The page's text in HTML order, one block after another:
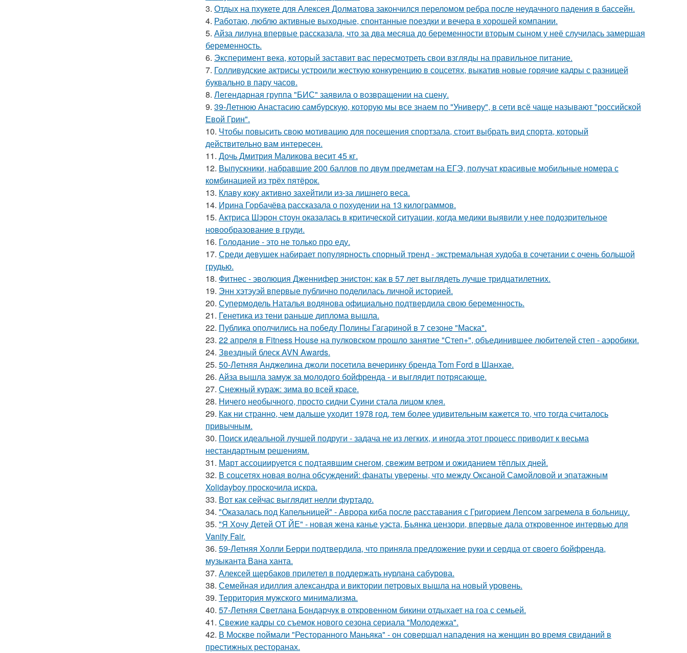
3. Отдых на пхукете для Алексея Долматова закончился переломом ребра после неудачного падения в бассейн.
4. Работаю, люблю активные выходные, спонтанные поездки и вечера в хорошей компании.
5. Айза лилуна впервые рассказала, что за два месяца до беременности вторым сыном у неё случилась замершая
беременность.
6. Эксперимент века, который заставит вас пересмотреть свои взгляды на правильное питание.
7. Голливудские актрисы устроили жесткую конкуренцию в соцсетях, выкатив новые горячие кадры с разницей
буквально в пару часов.
8. Легендарная группа "БИС" заявила о возвращении на сцену.
9. 39-Летнюю Анастасию самбурскую, которую мы все знаем по "Универу", в сети всё чаще называют "российской
Евой Грин".
10. Чтобы повысить свою мотивацию для посещения спортзала, стоит выбрать вид спорта, который
действительно вам интересен.
11. Дочь Дмитрия Маликова весит 45 кг.
12. Выпускники, набравшие 200 баллов по двум предметам на ЕГЭ, получат красивые мобильные номера с
комбинацией из трёх пятёрок.
13. Клаву коку активно захейтили из-за лишнего веса.
14. Ирина Горбачёва рассказала о похудении на 13 килограммов.
15. Актриса Шэрон стоун оказалась в критической ситуации, когда медики выявили у нее подозрительное
новообразование в груди.
16. Голодание - это не только про еду.
17. Среди девушек набирает популярность спорный тренд - экстремальная худоба в сочетании с очень большой
грудью.
18. Фитнес - эволюция Дженнифер энистон: как в 57 лет выглядеть лучше тридцатилетних.
19. Энн хэтэуэй впервые публично поделилась личной историей.
20. Супермодель Наталья водянова официально подтвердила свою беременность.
21. Генетика из тени раньше диплома вышла.
22. Публика ополчились на победу Полины Гагариной в 7 сезоне "Маска".
23. 22 апреля в Fitness House на пулковском прошло занятие "Степ+", объединившее любителей степ - аэробики.
24. Звездный блеск AVN Awards.
25. 50-Летняя Анджелина джоли посетила вечеринку бренда Tom Ford в Шанхае.
26. Айза вышла замуж за молодого бойфренда - и выглядит потрясающе.
27. Снежный кураж: зима во всей красе.
28. Ничего необычного, просто сидни Суини стала лицом клея.
29. Как ни странно, чем дальше уходит 1978 год, тем более удивительным кажется то, что тогда считалось
привычным.
30. Поиск идеальной лучшей подруги - задача не из легких, и иногда этот процесс приводит к весьма
нестандартным решениям.
31. Март ассоциируется с подтаявшим снегом, свежим ветром и ожиданием тёплых дней.
32. В соцсетях новая волна обсуждений: фанаты уверены, что между Оксаной Самойловой и эпатажным
Xolidayboy проскочила искра.
33. Вот как сейчас выглядит нелли фуртадо.
34. "Оказалась под Капельницей" - Аврора киба после расставания с Григорием Лепсом загремела в больницу.
35. "Я Хочу Детей ОТ ЙЕ" - новая жена канье уэста, Бьянка цензори, впервые дала откровенное интервью для
Vanity Fair.
36. 59-Летняя Холли Берри подтвердила, что приняла предложение руки и сердца от своего бойфренда,
музыканта Вана ханта.
37. Алексей щербаков прилетел в поддержать нурлана сабурова.
38. Семейная идиллия александра и виктории петровых вышла на новый уровень.
39. Территория мужского минимализма.
40. 57-Летняя Светлана Бондарчук в откровенном бикини отдыхает на гоа с семьей.
41. Свежие кадры со съемок нового сезона сериала "Молодежка".
42. В Москве поймали "Ресторанного Маньяка" - он совершал нападения на женщин во время свиданий в
престижных ресторанах.